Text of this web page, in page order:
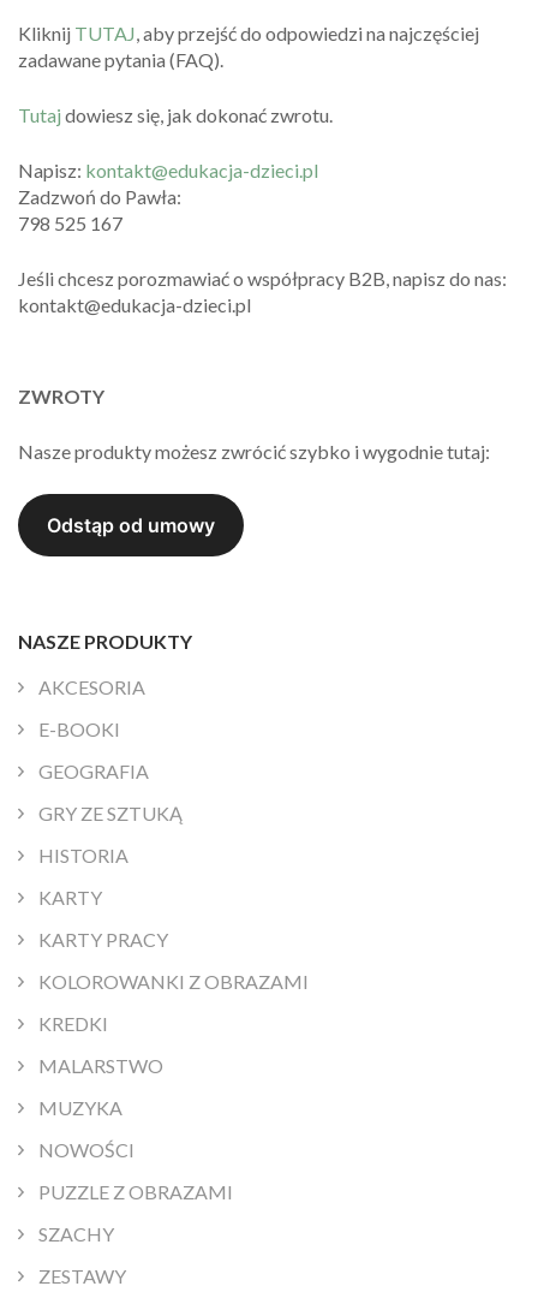
Kliknij TUTAJ, aby przejść do odpowiedzi na najczęściej
zadawane pytania (FAQ).
Tutaj dowiesz się, jak dokonać zwrotu.
Napisz: kontakt@edukacja-dzieci.pl
Zadzwoń do Pawła:
798 525 167
Jeśli chcesz porozmawiać o współpracy B2B, napisz do nas:
kontakt@edukacja-dzieci.pl
ZWROTY
Nasze produkty możesz zwrócić szybko i wygodnie tutaj:
NASZE PRODUKTY
AKCESORIA
E-BOOKI
GEOGRAFIA
GRY ZE SZTUKĄ
HISTORIA
KARTY
KARTY PRACY
KOLOROWANKI Z OBRAZAMI
KREDKI
MALARSTWO
MUZYKA
NOWOŚCI
PUZZLE Z OBRAZAMI
SZACHY
ZESTAWY